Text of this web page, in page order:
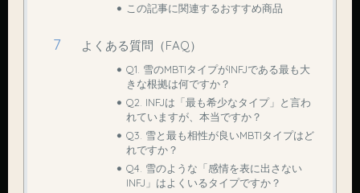
この記事に関連するおすすめ商品
よくある質問（FAQ）
Q1. 雪のMBTIタイプがINFJである最も大
きな根拠は何ですか？
Q2. INFJは「最も希少なタイプ」と言わ
れていますが、本当ですか？
Q3. 雪と最も相性が良いMBTIタイプはど
れですか？
Q4. 雪のような「感情を表に出さない
INFJ」はよくいるタイプですか？